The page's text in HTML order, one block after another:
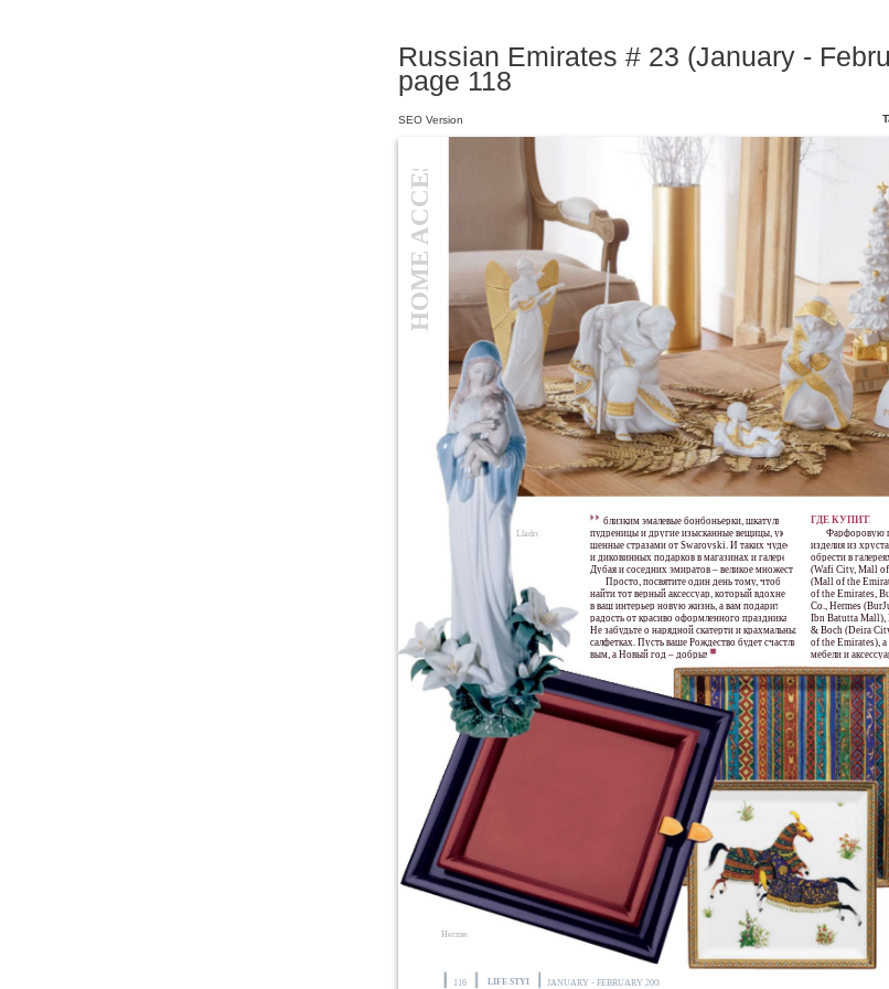
Russian Emirates # 23 (January -
page 118
116 LIFE STYLE JANUARY - FEBRUARY 2008
HOME ACCESSORIES
близким эмалевые бонбоньерки, шкатулки,
пудреницы и другие изысканные вещицы, укра-
шенные стразами от Swarovski. И таких чудесных
и диковинных подарков в магазинах и галереях
Дубая и соседних эмиратов – великое множество.
Просто, посвятите один день тому, чтобы
найти тот верный аксессуар, который вдохнет
в ваш интерьер новую жизнь, а вам подарит
радость от красиво оформленного праздника.
Не забудьте о нарядной скатерти и крахмальных
салфетках. Пусть ваше Рождество будет счастли-
вым, а Новый год – добрым!
ГДЕ КУПИТЬ?
Фарфоровую
изделия из
обрести в
(Wafi City, Mall of
(Mall of the
of the Emirates,
Co., Hermes
Ibn Batutta Mall),
& Boch (Deira
of the Emirates), а
мебели и
Lladro
Hermes
SEO Version